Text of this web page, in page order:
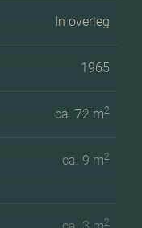
In overleg
1965
ca. 72 m2
ca. 9 m2
2